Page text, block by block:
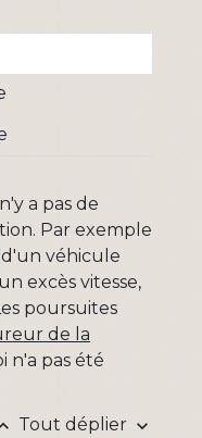
a pas de
Par exemple
véhicule
excès vitesse,
poursuites
de la
n'a pas été
Tout déplier keyboard_arrow_down